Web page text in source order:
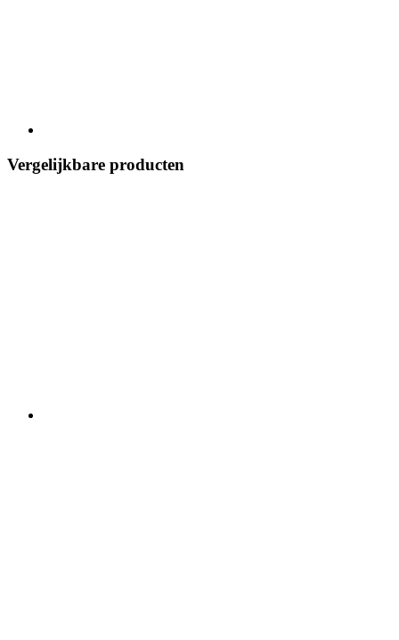
Vergelijkbare producten